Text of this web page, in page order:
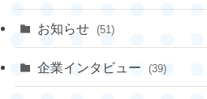
お知らせ (51)
企業インタビュー (39)